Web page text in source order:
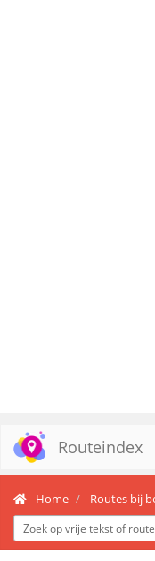
Routeindex
Home Routes bij